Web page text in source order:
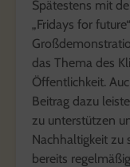
Spätestens mit
„Fridays for
das Thema des
Öffentlichkeit.
Beitrag dazu
zu unterstützen
Nachhaltigkeit zu
bereits